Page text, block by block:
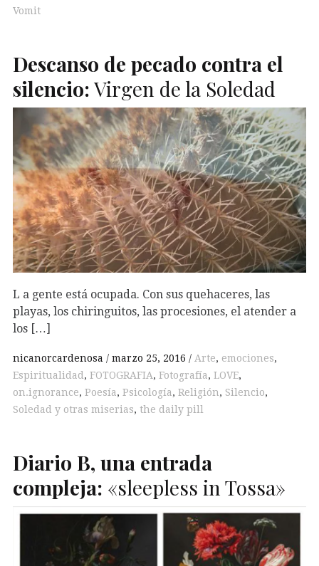
Vomit
Descanso de pecado contra el
silencio:Virgen de la Soledad
L a gente está ocupada. Con sus quehaceres, las
playas, los chiringuitos, las procesiones, el atender a
los […]
nicanorcardenosa marzo 25, 2016 Arte, emociones,
Espiritualidad , FOTOGRAFIA, Fotografía, LOVE,
on.ignorance, Poesía, Psicología, Religión, Silencio,
Soledad y otras miserias, the daily pill
Diario B, una entrada
compleja: «sleepless in Tossa»